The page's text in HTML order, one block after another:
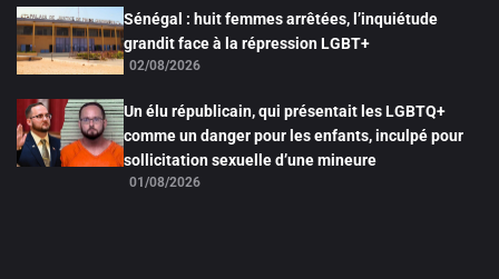
Sénégal : huit femmes arrêtées, l’inquiétude
grandit face à la répression LGBT+
02/08/2026
Un élu républicain, qui présentait les LGBTQ+
comme un danger pour les enfants, inculpé pour
sollicitation sexuelle d’une mineure
01/08/2026